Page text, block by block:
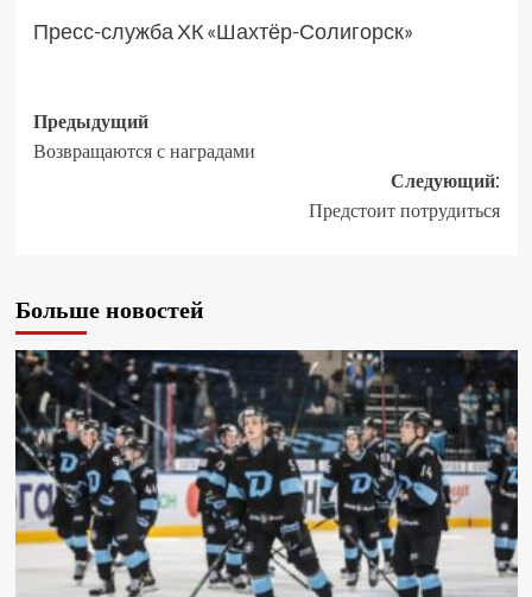
Пресс-служба ХК «Шахтёр-Солигорск»
Предыдущий
Возвращаются с наградами
Следующий:
Предстоит потрудиться
Больше новостей